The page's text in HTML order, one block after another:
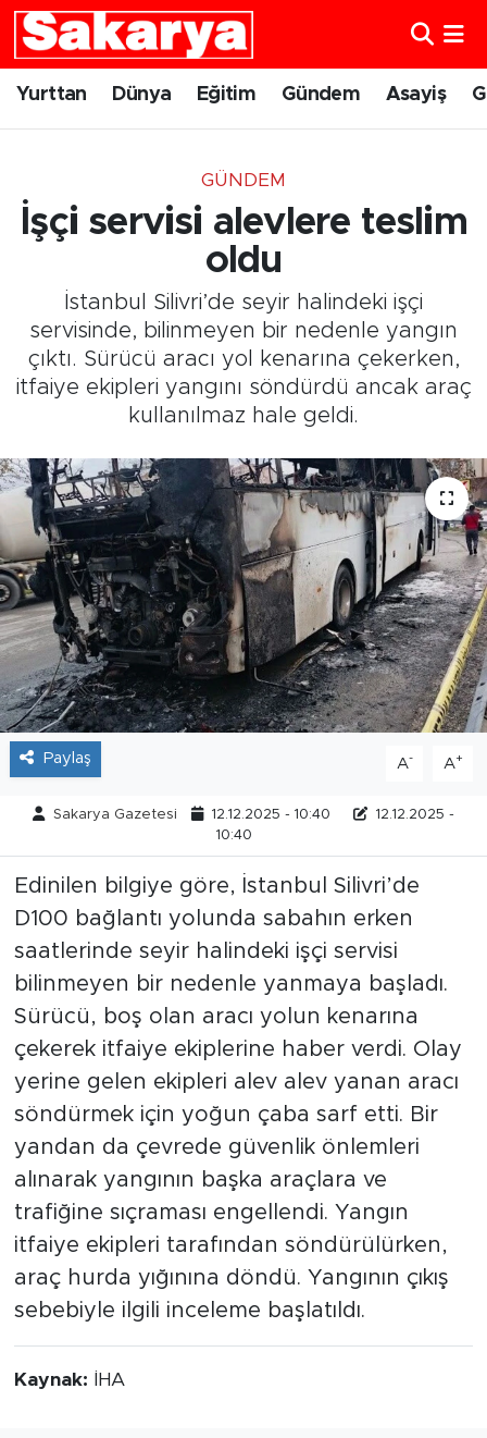
Yurttan Dünya Eğitim Gündem Asayiş
GÜNDEM
İşçi servisi alevlere teslim
oldu
İstanbul Silivri’de seyir halindeki işçi
servisinde, bilinmeyen bir nedenle yangın
çıktı. Sürücü aracı yol kenarına çekerken,
itfaiye ekipleri yangını söndürdü ancak araç
kullanılmaz hale geldi.
Paylaş A- A+
Sakarya Gazetesi 12.12.2025 - 10:40
12.12.2025 -
10:40
Edinilen bilgiye göre, İstanbul Silivri’de
D100 bağlantı yolunda sabahın erken
saatlerinde seyir halindeki işçi servisi
bilinmeyen bir nedenle yanmaya başladı.
Sürücü, boş olan aracı yolun kenarına
çekerek itfaiye ekiplerine haber verdi. Olay
yerine gelen ekipleri alev alev yanan aracı
söndürmek için yoğun çaba sarf etti. Bir
yandan da çevrede güvenlik önlemleri
alınarak yangının başka araçlara ve
trafiğine sıçraması engellendi. Yangın
itfaiye ekipleri tarafından söndürülürken,
araç hurda yığınına döndü. Yangının çıkış
sebebiyle ilgili inceleme başlatıldı.
Kaynak: İHA
Yurttan
Eskişehirspor
Spor
Kültür Sanat
Tarihçe
Resmi İlanlar
Söyleşi
Foto Şaka
Teknoloji
Eskişehir Nöbetçi Eczaneler
Eskişehir Trafik Yoğunluk Haritası
Süper Lig Puan Durumu ve Fikstür
Tüm Manşetler
Son Dakika Haberleri
Haber Arşivi